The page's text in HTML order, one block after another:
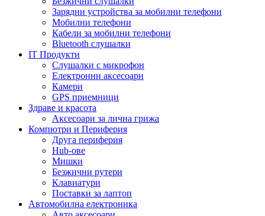
Зарядни устройства за мобилни телефони
Мобилни телефони
Кабели за мобилни телефони
Bluetooth слушалки
IT Продукти
Слушалки с микрофон
Електронни аксесоари
Камери
GPS приемници
Здраве и красота
Аксесоари за лична грижа
Компютри и Периферия
Друга периферия
Hub-ове
Мишки
Безжични рутери
Клавиатури
Поставки за лаптоп
Автомобилна електроника